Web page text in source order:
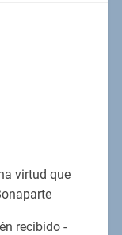
virtud que
recibido -